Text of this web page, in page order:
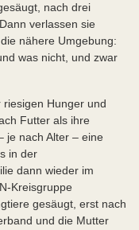
nach drei
verlassen sie
nähere Umgebung:
was nicht, und zwar
riesigen Hunger und
Futter als ihre
je nach Alter – eine
in der
dann wieder im
Kreisgruppe
gesäugt, erst nach
und die Mutter